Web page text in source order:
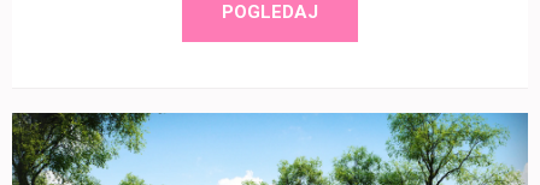
POGLEDAJ